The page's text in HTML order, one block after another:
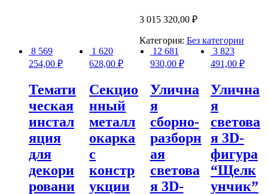
3 015 320,00 ₽
Категория: Без категории
8 569
254,00 ₽
Темати
ческая
инстал
яция
для
декори
ровани
1 620
628,00₽
Секцио
нный
металл
окарка
с
констр
укции
12 681
930,00 ₽
Улична
я
сборно-
разборн
ая
светова
я 3D-
3 823
491,00 ₽
Улична
я
светова
я 3D-
фигура
“Щелк
унчик”